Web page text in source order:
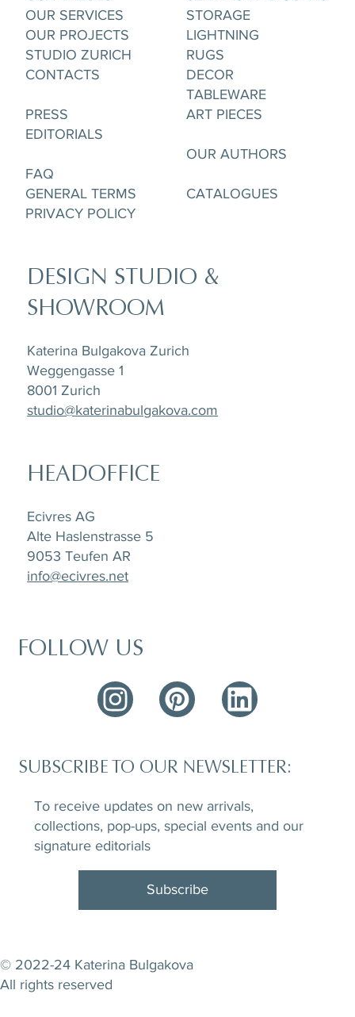
OUR SERVICES
OUR PROJECTS
STUDIO ZURICH
CONTACTS
PRESS
EDITORIALS
FAQ
GENERAL TERMS
PRIVACY POLICY
SUBSCRIBE TO OUR NEWSLETTER:
To receive updates on new arrivals,
collections, pop-ups, special events and our
signature editorials
Subscribe
FOLLOW US
STORAGE
LIGHTNING
RUGS
DECOR
TABLEWARE
ART PIECES
OUR AUTHORS
CATALOGUES
© 2022-24 Katerina Bulgakova
All rights reserved
DESIGN STUDIO &
SHOWROOM
Katerina Bulgakova Zurich
Weggengasse 1
8001 Zurich
studio@katerinabulgakova.com
HEADOFFICE
Ecivres AG
Alte Haslenstrasse 5
9053 Teufen AR
info@ecivres.net